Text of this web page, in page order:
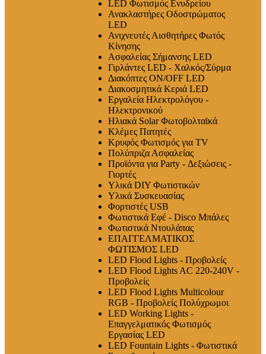
LED Φωτισμός Ενυδρείου
Ανακλαστήρες Οδοστρώματος
LED
Ανιχνευτές Αισθητήρες Φωτός
Κίνησης
Ασφαλείας Σήμανσης LED
Γιρλάντες LED - Χαλκός/Σύρμα
Διακόπτες ON/OFF LED
Διακοσμητικά Κεριά LED
Εργαλεία Ηλεκτρολόγου -
Ηλεκτρονικού
Ηλιακά Solar Φωτοβολταϊκά
Κλέμες Πατητές
Κρυφός Φωτισμός για TV
Πολύπριζα Ασφαλείας
Προϊόντα για Party - Δεξιώσεις -
Γιορτές
Υλικά DIY Φωτιστικών
Υλικά Συσκευασίας
Φορτιστές USB
Φωτιστικά Εφέ - Disco Μπάλες
Φωτιστικά Ντουλάπας
ΕΠΑΓΓΕΛΜΑΤΙΚΟΣ
ΦΩΤΙΣΜΟΣ LED
LED Flood Lights - Προβολείς
LED Flood Lights AC 220-240V -
Προβολείς
LED Flood Lights Multicolour
RGB - Προβολείς Πολύχρωμοι
LED Working Lights -
Επαγγελματικός Φωτισμός
Εργασίας LED
LED Fountain Lights - Φωτιστικά